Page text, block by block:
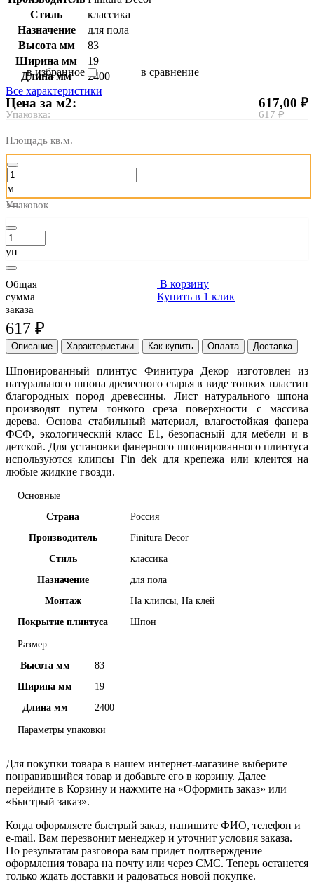
Стиль
классика
Назначение
для пола
Высота мм
83
Ширина мм
19
Длина мм
2400
Все характеристики
в избранное в сравнение
Цена за м2:
Упаковка:
617,00 ₽
617 ₽
Площадь кв.м.
м
Упаковок
уп
Общая
сумма
заказа
617 ₽
В корзину
Купить в 1 клик
Описание Характеристики Как купить Оплата Доставка
Шпонированный плинтус Финитура Декор изготовлен из
натурального шпона древесного сырья в виде тонких пластин
благородных пород древесины. Лист натурального шпона
производят путем тонкого среза поверхности с массива
дерева. Основа стабильный материал, влагостойкая фанера
ФСФ, экологический класс Е1, безопасный для мебели и в
детской. Для установки фанерного шпонированного плинтуса
используются клипсы Fin dek для крепежа или клеится на
любые жидкие гвозди.
Основные
Страна
Россия
Производитель
Finitura Decor
Стиль
классика
Назначение
для пола
Монтаж
На клипсы, На клей
Покрытие плинтуса
Шпон
Размер
Высота мм
83
Ширина мм
19
Длина мм
2400
Параметры упаковки
Для покупки товара в нашем интернет-магазине выберите
понравившийся товар и добавьте его в корзину. Далее
перейдите в Корзину и нажмите на «Оформить заказ» или
«Быстрый заказ».
Когда оформляете быстрый заказ, напишите ФИО, телефон и
e-mail. Вам перезвонит менеджер и уточнит условия заказа.
По результатам разговора вам придет подтверждение
оформления товара на почту или через СМС. Теперь останется
только ждать доставки и радоваться новой покупке.